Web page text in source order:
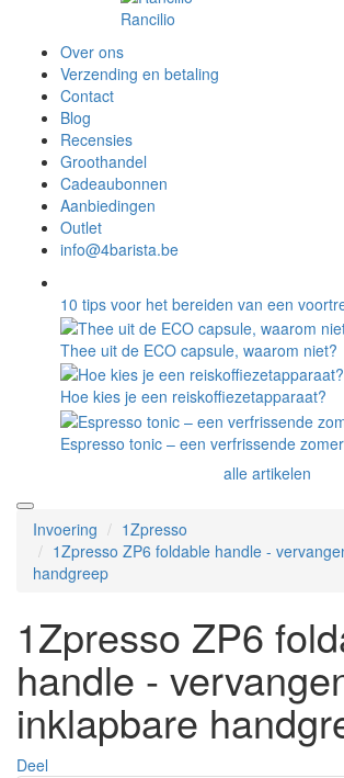
Rancilio
Over ons
Verzending en betaling
Contact
Blog
Recensies
Groothandel
Cadeaubonnen
Aanbiedingen
Outlet
info@4barista.be
10 tips voor het bereiden van een
Thee uit de ECO capsule, waarom niet?
Hoe kies je een reiskoffiezetapparaat?
Espresso tonic – een verfrissende
alle artikelen
Invoering
1Zpresso
1Zpresso ZP6 foldable handle -
handgreep
1Zpresso ZP6
handle -
inklapbare
Deel